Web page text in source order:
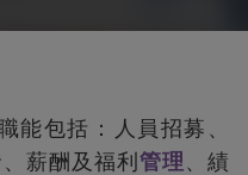
能包括：人員招募、
薪酬及福利 管理、績